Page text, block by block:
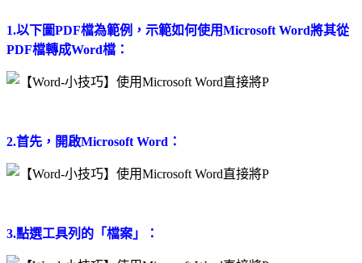
1.以下圖PDF檔為範例，示範如何使用Microsoft Word將其從
PDF檔轉成Word檔：
2.首先，開啟Microsoft Word：
3.點選工具列的「檔案」：